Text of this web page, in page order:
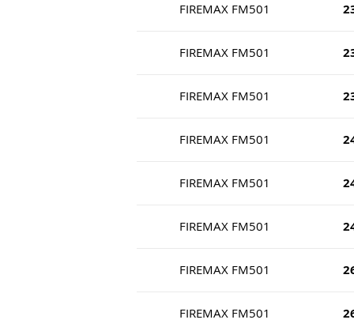
FIREMAX FM501
FIREMAX FM501
FIREMAX FM501
FIREMAX FM501
FIREMAX FM501
FIREMAX FM501
FIREMAX FM501
FIREMAX FM501